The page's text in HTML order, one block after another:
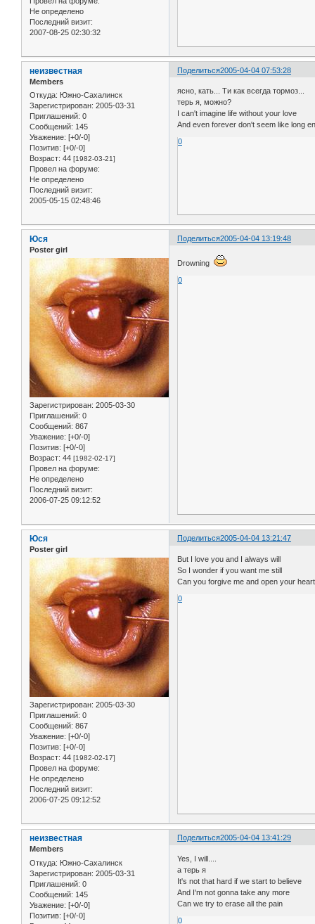
Не определено
Последний визит:
2007-08-25 02:30:32
Поделиться2005-04-04 07:53:28
неизвестная
Members
Откуда: Южно-Сахалинск
Зарегистрирован: 2005-03-31
Приглашений: 0
Сообщений: 145
Уважение: [+0/-0]
Позитив: [+0/-0]
Возраст: 44 [1982-03-21]
Провел на форуме:
Не определено
Последний визит:
2005-05-15 02:48:46
ясно, кать... Ти как всегда тормоз...
терь я, можно?
I can't imagine life without your love
And even forever don't seem like long
0
Поделиться2005-04-04 13:19:48
Юся
Poster girl
Зарегистрирован: 2005-03-30
Приглашений: 0
Сообщений: 867
Уважение: [+0/-0]
Позитив: [+0/-0]
Возраст: 44 [1982-02-17]
Провел на форуме:
Не определено
Последний визит:
2006-07-25 09:12:52
Drowning
0
Поделиться2005-04-04 13:21:47
Юся
Poster girl
Зарегистрирован: 2005-03-30
Приглашений: 0
Сообщений: 867
Уважение: [+0/-0]
Позитив: [+0/-0]
Возраст: 44 [1982-02-17]
Провел на форуме:
Не определено
Последний визит:
2006-07-25 09:12:52
But I love you and I always will
So I wonder if you want me still
Can you forgive me and open your heart
0
Поделиться2005-04-04 13:41:29
неизвестная
Members
Откуда: Южно-Сахалинск
Зарегистрирован: 2005-03-31
Приглашений: 0
Сообщений: 145
Уважение: [+0/-0]
Позитив: [+0/-0]
Yes, I will....
а терь я
It's not that hard if we start to believe
And I'm not gonna take any more
Can we try to erase all the pain
0